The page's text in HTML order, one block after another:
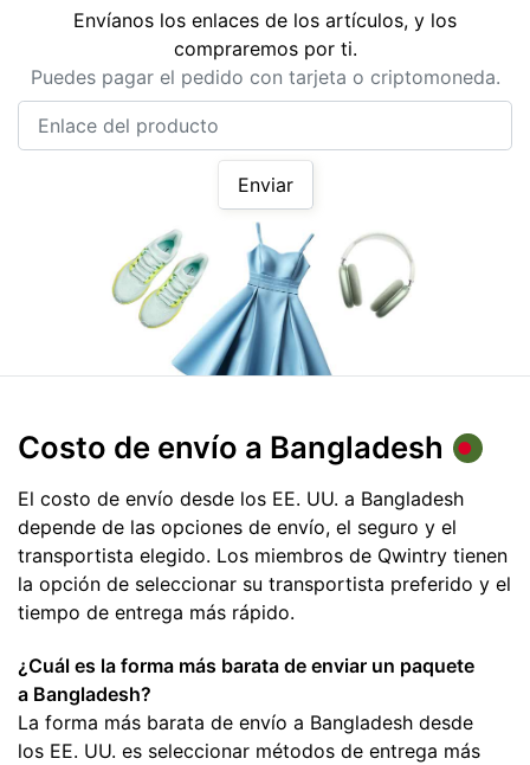
Envíanos los enlaces de los artículos, y los
compraremos por ti.
Puedes pagar el pedido con tarjeta o criptomoneda.
Enviar
Costo de envío a Bangladesh
El costo de envío desde los EE. UU. a Bangladesh
depende de las opciones de envío, el seguro y el
transportista elegido. Los miembros de Qwintry tienen
la opción de seleccionar su transportista preferido y el
tiempo de entrega más rápido.
¿Cuál es la forma más barata de enviar un paquete
a Bangladesh?
La forma más barata de envío a Bangladesh desde
los EE. UU. es seleccionar métodos de entrega más